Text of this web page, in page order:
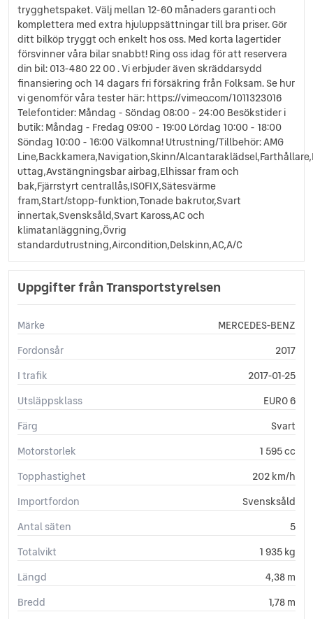
trygghetspaket. Välj mellan 12-60 månaders garanti och
komplettera med extra hjuluppsättningar till bra priser. Gör
ditt bilköp tryggt och enkelt hos oss. Med korta lagertider
försvinner våra bilar snabbt! Ring oss idag för att reservera
din bil: 013-480 22 00 . Vi erbjuder även skräddarsydd
finansiering och 14 dagars fri försäkring från Folksam. Se hur
vi genomför våra tester här: https://vimeo.com/1011323016
Telefontider: Måndag - Söndag 08:00 - 24:00 Besökstider i
butik: Måndag - Fredag 09:00 - 19:00 Lördag 10:00 - 18:00
Söndag 10:00 - 16:00 Välkomna! Utrustning/Tillbehör: AMG
Line,Backkamera,Navigation,Skinn/
uttag,Avstängningsbar airbag,Elhissar fram och
bak,Fjärrstyrt centrallås,ISOFIX,Sätesvärme
fram,Start/stopp-funktion,Tonade bakrutor,Svart
innertak,Svensksåld,Svart Kaross,AC och
klimatanläggning,Övrig
standardutrustning,Aircondition,Delskinn,AC,A/C
Uppgifter från Transportstyrelsen
Märke
MERCEDES-BENZ
Fordonsår
2017
I trafik
2017-01-25
Utsläppsklass
EURO 6
Färg
Svart
Motorstorlek
1 595 cc
Topphastighet
202 km/h
Importfordon
Svensksåld
Antal säten
5
Totalvikt
1 935 kg
Längd
4,38 m
Bredd
1,78 m